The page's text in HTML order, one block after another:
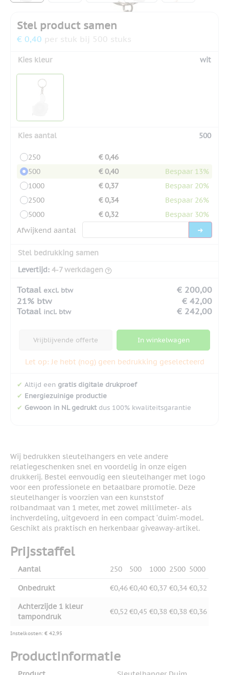
Stel product samen
€ 0,40 per stuk bij 500 stuks
Kies kleur wit
Kies aantal 500
250
€ 0,46
500
€ 0,40
Bespaar 13%
1000
€ 0,37
Bespaar 20%
2500
€ 0,34
Bespaar 26%
5000
€ 0,32
Bespaar 30%
Afwijkend aantal
Stel bedrukking samen
Levertijd: 4-7 werkdagen
Totaal excl. btw
€ 200,00
21% btw
€ 42,00
Totaal incl. btw € 242,00
Vrijblijvende offerte In winkelwagen
Let op: Je hebt (nog) geen bedrukking geselecteerd
✔ Altijd een gratis digitale drukproef
✔ Energiezuinige productie
✔ Gewoon in NL gedruktdus 100% kwaliteitsgarantie
Wij bedrukken sleutelhangers en vele andere
relatiegeschenken snel en voordelig in onze eigen
drukkerij. Bestel eenvoudig een sleutelhanger met logo
voor een professionele en betaalbare promotie. Deze
sleutelhanger is voorzien van een kunststof
rolbandmaat van 1 meter, met zowel millimeter- als
inchverdeling, uitgevoerd in een compact ‘duim’-model.
Geschikt als praktisch en herkenbaar giveaway-artikel.
Prijsstaffel
Aantal 250 500 1000 2500 5000
Onbedrukt €0,46€0,40 €0,37 €0,34 €0,32
Achterzijde 1 kleur
tampondruk
€0,52 €0,45 €0,38 €0,38 €0,36
Instelkosten: € 42,95
Productinformatie